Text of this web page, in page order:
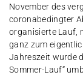
November des
coronabedingter
organisierte Lauf,
ganz zum
Jahreszeit wurde
Sommer-Lauf“